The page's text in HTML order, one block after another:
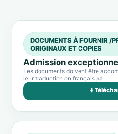
DOCUMENTS À FOURNIR /
ORIGINAUX ET COPIES
Admission
Les documents doivent être
leur traduction en français pa…
⬇️